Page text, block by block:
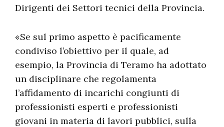
Dirigenti dei Settori tecnici della Provincia.
«Se sul primo aspetto è pacificamente
condiviso l’obiettivo per il quale, ad
esempio, la Provincia di Teramo ha adottato
un disciplinare che regolamenta
l’affidamento di incarichi congiunti di
professionisti esperti e professionisti
giovani in materia di lavori pubblici, sulla